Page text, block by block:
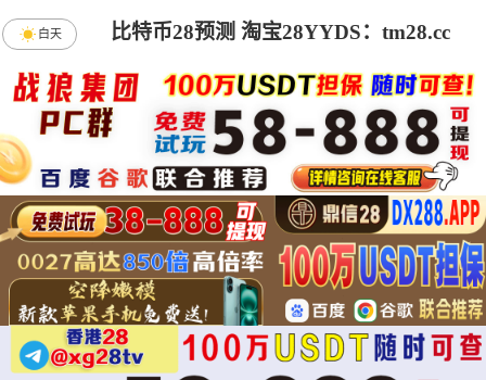
比特币28预测 淘宝28YYDS：tm28.cc
白天